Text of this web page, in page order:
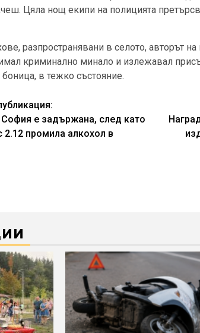
Цяла нощ екипи на полицията
разпространявани в селото, авторът
криминално минало и излежавал
боница, в тежко състояние.
София е задържана, след като
промила алкохол в